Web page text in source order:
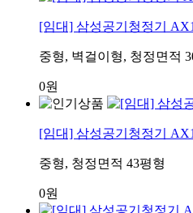
[임대] 삼성공기청정기
중형, 벽걸이형, 청정면적
0원
[임대] 삼성공기청정기
중형, 청정면적 43평형
0원